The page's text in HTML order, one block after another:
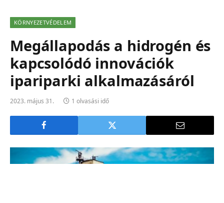
KÖRNYEZETVÉDELEM
Megállapodás a hidrogén és
kapcsolódó innovációk
ipariparki alkalmazásáról
2023. május 31. 1 olvasási idő